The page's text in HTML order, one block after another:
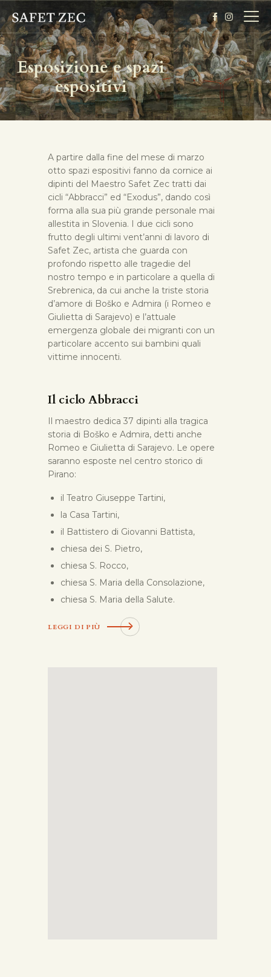
Esposizione e spazi
espositivi
HOME
BIOGRAFIA
ESPOSIZIONE
BIGLIETTI
A partire dalla fine del mese di marzo
otto spazi espositivi fanno da cornice ai
dipinti del Maestro Safet Zec tratti dai
cicli “Abbracci” ed “Exodus”, dando così
forma alla sua più grande personale mai
allestita in Slovenia. I due cicli sono
frutto degli ultimi vent’anni di lavoro di
Safet Zec, artista che guarda con
profondo rispetto alle tragedie del
nostro tempo e in particolare a quella di
Srebrenica, da cui anche la triste storia
d’amore di Boško e Admira (i Romeo e
Giulietta di Sarajevo) e l’attuale
emergenza globale dei migranti con un
particolare accento sui bambini quali
vittime innocenti.
Il ciclo Abbracci
Il maestro dedica 37 dipinti alla tragica
storia di Boško e Admira, detti anche
Romeo e Giulietta di Sarajevo. Le opere
saranno esposte nel centro storico di
Pirano:
il Teatro Giuseppe Tartini,
la Casa Tartini,
il Battistero di Giovanni Battista,
chiesa dei S. Pietro,
chiesa S. Rocco,
chiesa S. Maria della Consolazione,
chiesa S. Maria della Salute.
LEGGI DI PIÙ